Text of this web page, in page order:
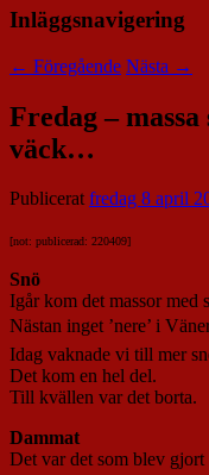
Inläggsnavigering
← Föregående Nästa →
Fredag – massa
väck…
Publiceratfredag 8 april
[not: publicerad: 220409]
Snö
Igår kom det massor med
Nästan inget ’nere’ i
Idag vaknade vi till mer
Det kom en hel del.
Till kvällen var det borta.
Dammat
Det var det som blev gjort